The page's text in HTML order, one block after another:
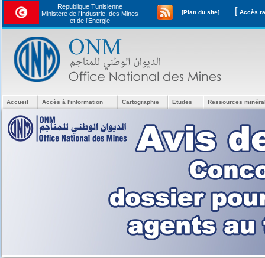
Republique Tunisienne
Ministère de l'Industrie, des Mines
et de l’Energie
[Plan du site] [
Accueil Accès à l'information Cartographie Etudes Ressources